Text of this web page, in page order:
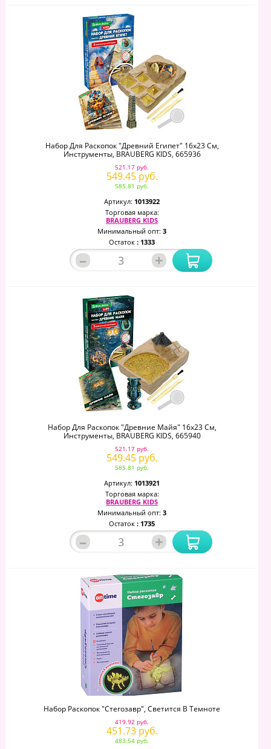
Набор Для Раскопок "Древний Египет" 16х23 См,
Инструменты, BRAUBERG KIDS, 665936
521.17 руб.
549.45 руб.
585.81 руб.
Артикул: 1013922
Торговая марка:
BRAUBERG KIDS
Минимальный опт: 3
Остаток : 1333
– +
Набор Для Раскопок "Древние Майя" 16х23 См,
Инструменты, BRAUBERG KIDS, 665940
521.17 руб.
549.45 руб.
585.81 руб.
Артикул: 1013921
Торговая марка:
BRAUBERG KIDS
Минимальный опт: 3
Остаток : 1735
– +
Набор Раскопок "Стегозавр", Светится В Темноте
419.92 руб.
451.73 руб.
483.54 руб.